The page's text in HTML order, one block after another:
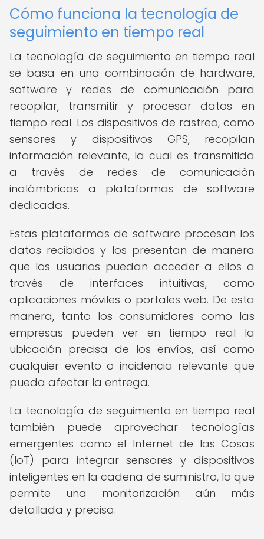
Cómo funciona la tecnología de
seguimiento en tiempo real
La tecnología de seguimiento en tiempo real
se basa en una combinación de hardware,
software y redes de comunicación para
recopilar, transmitir y procesar datos en
tiempo real. Los dispositivos de rastreo, como
sensores y dispositivos GPS, recopilan
información relevante, la cual es transmitida
a través de redes de comunicación
inalámbricas a plataformas de software
dedicadas.
Estas plataformas de software procesan los
datos recibidos y los presentan de manera
que los usuarios puedan acceder a ellos a
través de interfaces intuitivas, como
aplicaciones móviles o portales web. De esta
manera, tanto los consumidores como las
empresas pueden ver en tiempo real la
ubicación precisa de los envíos, así como
cualquier evento o incidencia relevante que
pueda afectar la entrega.
La tecnología de seguimiento en tiempo real
también puede aprovechar tecnologías
emergentes como el Internet de las Cosas
(IoT) para integrar sensores y dispositivos
inteligentes en la cadena de suministro, lo que
permite una monitorización aún más
detallada y precisa.